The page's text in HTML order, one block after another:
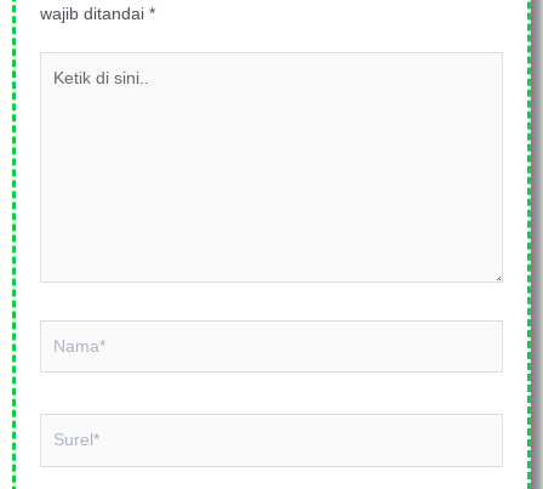
wajib ditandai *